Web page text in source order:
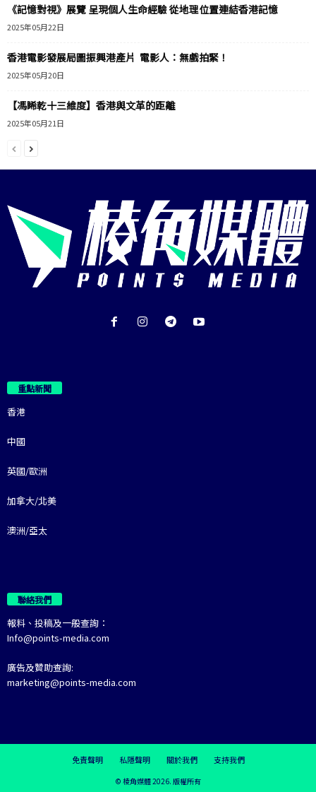
《記憶對視》展覽 呈現個人生命經驗 從地理位置連結香港記憶
2025年05月22日
香港電影發展局圖振興港產片 電影人：無戲拍緊！
2025年05月20日
【馮睎乾十三維度】香港與文革的距離
2025年05月21日
重點新聞
香港
中國
英國/歐洲
加拿大/北美
澳洲/亞太
聯絡我們
報料、投稿及一般查詢：
Info@points-media.com
廣告及贊助查詢:
marketing@points-media.com
免責聲明 私隱聲明 關於我們 支持我們
© 棱角媒體 2026. 版權所有